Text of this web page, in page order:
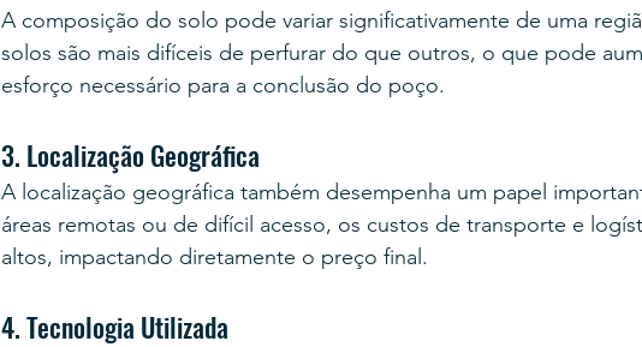
A composição do solo pode variar significativamente de uma
solos são mais difíceis de perfurar do que outros, o que pode
esforço necessário para a conclusão do poço.
3. Localização Geográfica
A localização geográfica também desempenha um papel
áreas remotas ou de difícil acesso, os custos de transporte e
altos, impactando diretamente o preço final.
4. Tecnologia Utilizada